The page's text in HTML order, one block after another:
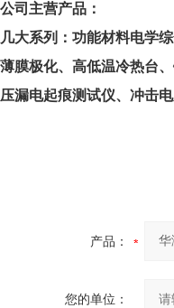
公司主营产品：
几大系列：功能材料电学
薄膜极化、高低温冷热台
压漏电起痕测试仪、冲击
产品：
您的单位：